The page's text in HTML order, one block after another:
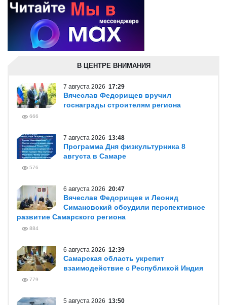
В ЦЕНТРЕ ВНИМАНИЯ
7 августа 2026 17:29
Вячеслав Федорищев вручил
госнаграды строителям региона
666
7 августа 2026 13:48
Программа Дня физкультурника 8
августа в Самаре
576
6 августа 2026 20:47
Вячеслав Федорищев и Леонид
Симановский обсудили перспективное
развитие Самарского региона
884
6 августа 2026 12:39
Самарская область укрепит
взаимодействие с Республикой Индия
779
5 августа 2026 13:50